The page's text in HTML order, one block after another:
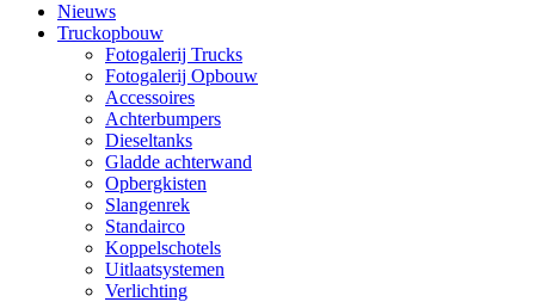
Nieuws
Truckopbouw
Fotogalerij Trucks
Fotogalerij Opbouw
Accessoires
Achterbumpers
Dieseltanks
Gladde achterwand
Opbergkisten
Slangenrek
Standairco
Koppelschotels
Uitlaatsystemen
Verlichting